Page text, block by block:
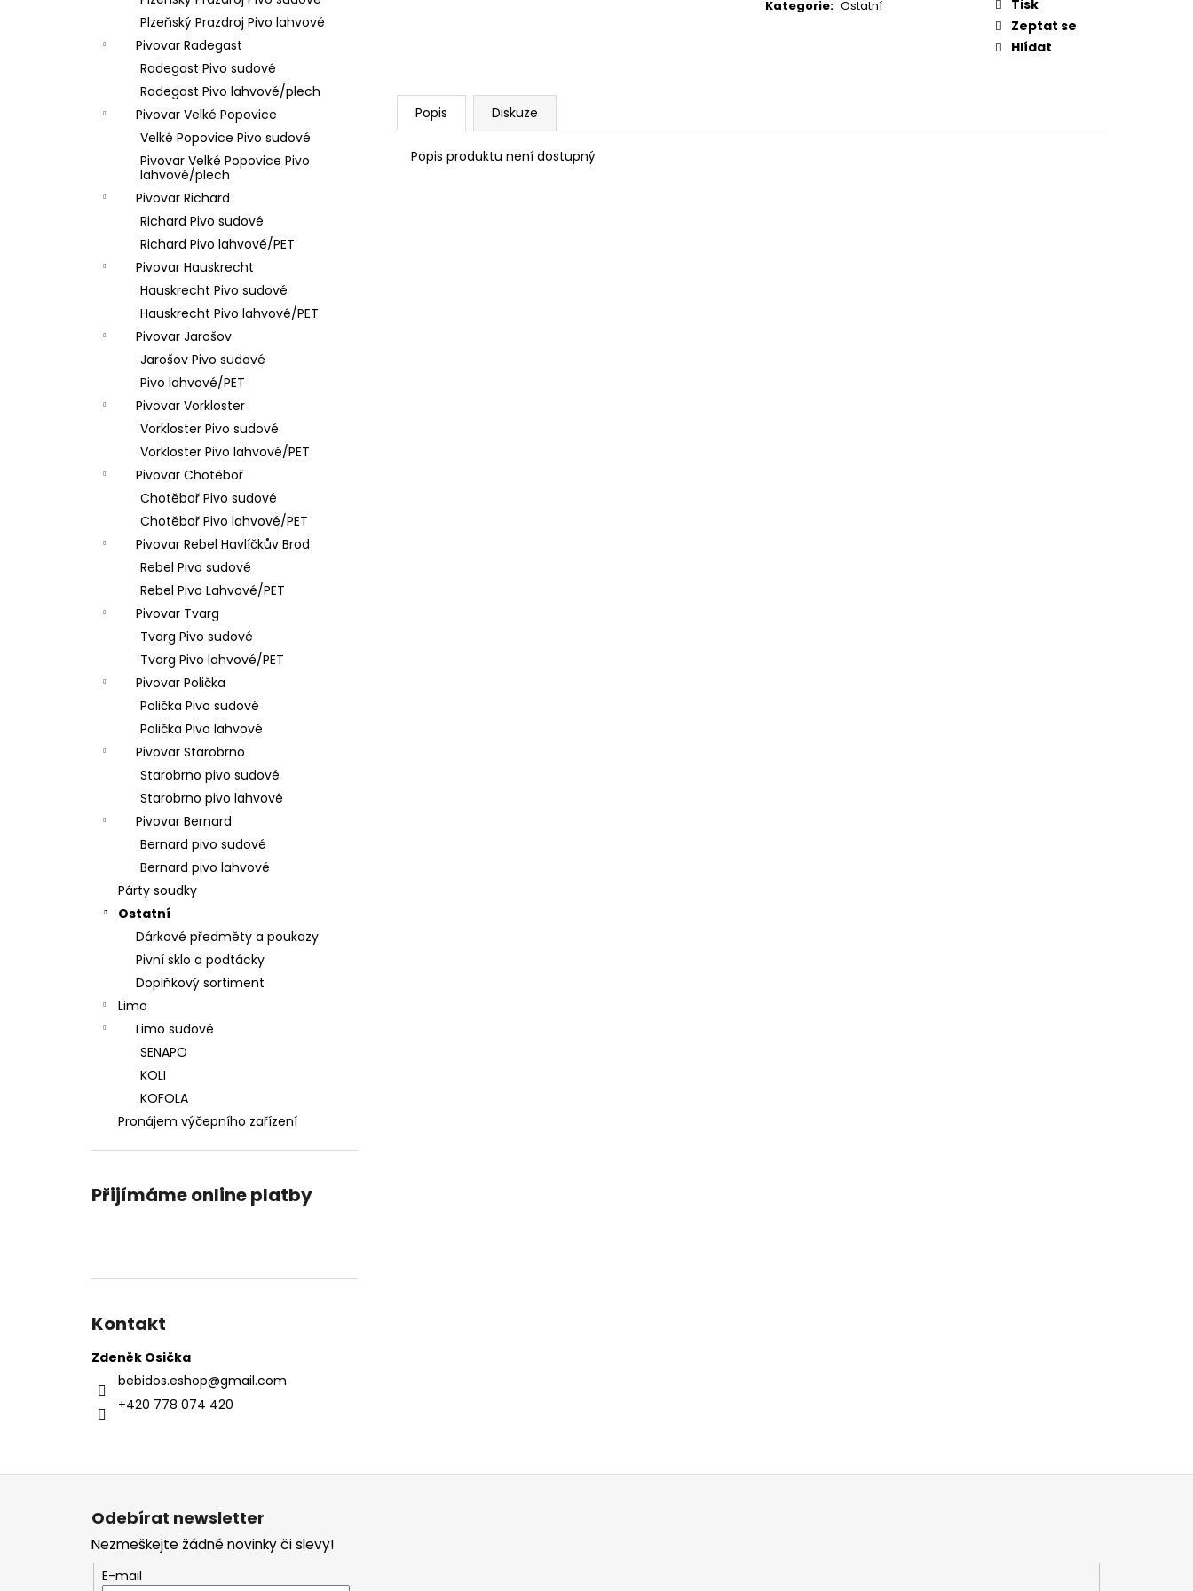
Plzeňský Prazdroj Pivo lahvové
Pivovar Radegast
Radegast Pivo sudové
Radegast Pivo lahvové/plech
Pivovar Velké Popovice
Velké Popovice Pivo sudové
Pivovar Velké Popovice Pivo
lahvové/plech
Pivovar Richard
Richard Pivo sudové
Richard Pivo lahvové/PET
Pivovar Hauskrecht
Hauskrecht Pivo sudové
Hauskrecht Pivo lahvové/PET
Pivovar Jarošov
Jarošov Pivo sudové
Pivo lahvové/PET
Pivovar Vorkloster
Vorkloster Pivo sudové
Vorkloster Pivo lahvové/PET
Pivovar Chotěboř
Chotěboř Pivo sudové
Chotěboř Pivo lahvové/PET
Pivovar Rebel Havlíčkův Brod
Rebel Pivo sudové
Rebel Pivo Lahvové/PET
Pivovar Tvarg
Tvarg Pivo sudové
Tvarg Pivo lahvové/PET
Pivovar Polička
Polička Pivo sudové
Polička Pivo lahvové
Pivovar Starobrno
Starobrno pivo sudové
Starobrno pivo lahvové
Pivovar Bernard
Bernard pivo sudové
Bernard pivo lahvové
Párty soudky
Ostatní
Dárkové předměty a poukazy
Pivní sklo a podtácky
Doplňkový sortiment
Limo
Limo sudové
SENAPO
KOLI
KOFOLA
Pronájem výčepního zařízení
Přijímáme online platby
Kontakt
Zdeněk Osička
bebidos.eshop@gmail.com
+420 778 074 420
Kategorie: Ostatní
Tisk
Zeptat se
Hlídat
Popis Diskuze
Popis produktu není dostupný
VÝČEPNÍ ZAŘÍZENÍ 1K
200 Kč
BERNARD JEDENÁCTKA 11°
Z
Odebírat newsletter
Nezmeškejte žádné novinky či slevy!
E-mail